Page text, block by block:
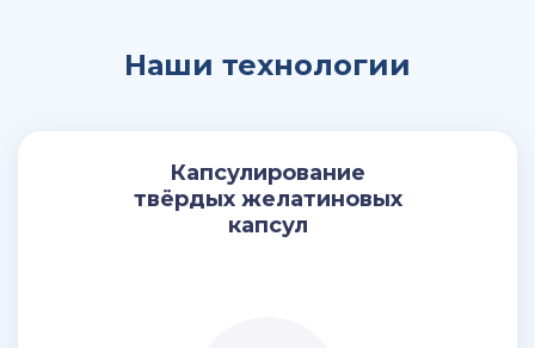
Наши технологии
Капсулирование
твёрдых желатиновых
капсул